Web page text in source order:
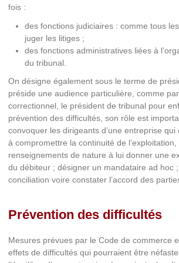
fois :
des fonctions judiciaires : comme tous
juger les litiges ;
des fonctions administratives liées à
du tribunal.
On désigne également sous le terme de
préside une audience particulière, comme
correctionnel, le président de tribunal pour
prévention des difficultés, son rôle est
convoquer les dirigeants d’une entreprise
à compromettre la continuité de
renseignements de nature à lui donner une
du débiteur ; désigner un mandataire ad hoc
conciliation voire constater l’accord des
Prévention des difficultés
Mesures prévues par le Code de commerce
effets de difficultés qui pourraient être